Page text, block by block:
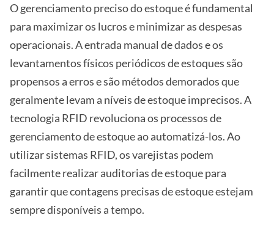
O gerenciamento preciso do estoque é fundamental
para maximizar os lucros e minimizar as despesas
operacionais. A entrada manual de dados e os
levantamentos físicos periódicos de estoques são
propensos a erros e são métodos demorados que
geralmente levam a níveis de estoque imprecisos. A
tecnologia RFID revoluciona os processos de
gerenciamento de estoque ao automatizá-los. Ao
utilizar sistemas RFID, os varejistas podem
facilmente realizar auditorias de estoque para
garantir que contagens precisas de estoque estejam
sempre disponíveis a tempo.